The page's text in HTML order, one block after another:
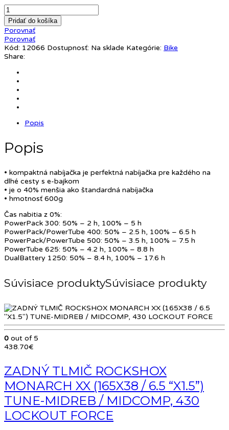
Pridať do košíka
Porovnať
Porovnať
Kód: 12066 Dostupnosť: Na sklade Kategórie: Bike
Share:
Popis
Popis
• kompaktná nabíjačka je perfektná nabíjačka pre každého na
dlhé cesty s e-bajkom
• je o 40% menšia ako štandardná nabíjačka
• hmotnosť 600g
Čas nabitia z 0%:
PowerPack 300: 50% – 2 h, 100% – 5 h
PowerPack/PowerTube 400: 50% – 2.5 h, 100% – 6.5 h
PowerPack/PowerTube 500: 50% – 3.5 h, 100% – 7.5 h
PowerTube 625: 50% – 4.2 h, 100% – 8.8 h
DualBattery 1250: 50% – 8.4 h, 100% – 17.6 h
Súvisiace produkty
0 out of 5
438.70€
ZADNÝ TLMIČ ROCKSHOX
MONARCH XX (165X38 / 6.5 “X1.5”)
TUNE-MIDREB / MIDCOMP, 430
LOCKOUT FORCE